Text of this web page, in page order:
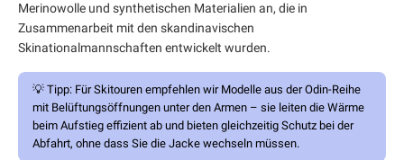
Merinowolle und synthetischen Materialien an, die in
Zusammenarbeit mit den skandinavischen
Skinationalmannschaften entwickelt wurden.
💡 Tipp: Für Skitouren empfehlen wir Modelle aus der Odin-Reihe
mit Belüftungsöffnungen unter den Armen – sie leiten die Wärme
beim Aufstieg effizient ab und bieten gleichzeitig Schutz bei der
Abfahrt, ohne dass Sie die Jacke wechseln müssen.